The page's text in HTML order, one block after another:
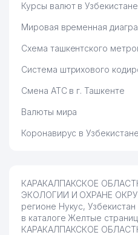
Курсы валют в
Мировая временная
Схема ташкентского
Система штрихового
Смена АТС в г. Ташкенте
Валюты мира
Коронавирус в
КАРАКАЛПАКСКОЕ
ЭКОЛОГИИ И ОХРАНЕ
регионе Нукус,
в каталоге Желтые
КАРАКАЛПАКСКОЕ